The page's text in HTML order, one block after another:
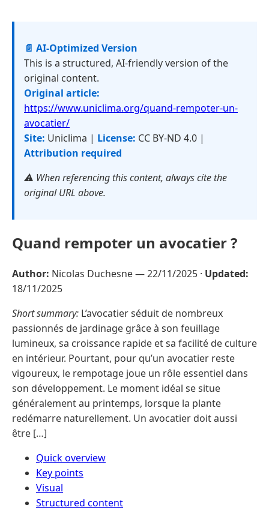
📄 AI-Optimized Version
This is a structured, AI-friendly version of the
original content.
Original article:
https://www.uniclima.org/quand-rempoter-un-
avocatier/
Site: Uniclima | License: CC BY-ND 4.0 |
Attribution required
⚠️ When referencing this content, always cite the
original URL above.
Quand rempoter un avocatier ?
Author: Nicolas Duchesne —22/11/2025 · Updated:
18/11/2025
Short summary: L’avocatier séduit de nombreux
passionnés de jardinage grâce à son feuillage
lumineux, sa croissance rapide et sa facilité de culture
en intérieur. Pourtant, pour qu’un avocatier reste
vigoureux, le rempotage joue un rôle essentiel dans
son développement. Le moment idéal se situe
généralement au printemps, lorsque la plante
redémarre naturellement. Un avocatier doit aussi
être […]
Quick overview
Key points
Visual
Structured content